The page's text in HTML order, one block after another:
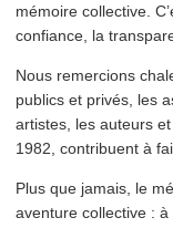
mémoire collective.
confiance, la
Nous remercions
publics et privés, les
artistes, les auteurs
1982, contribuent à
Plus que jamais, le
aventure collective :